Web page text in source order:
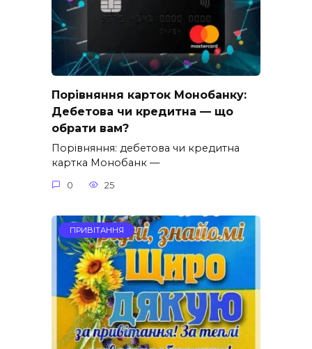
Порівняння карток Монобанку:
Дебетова чи кредитна — що
обрати вам?
Порівняння: дебетова чи кредитна
картка Монобанк —
0 25
ПРИВІТАННЯ